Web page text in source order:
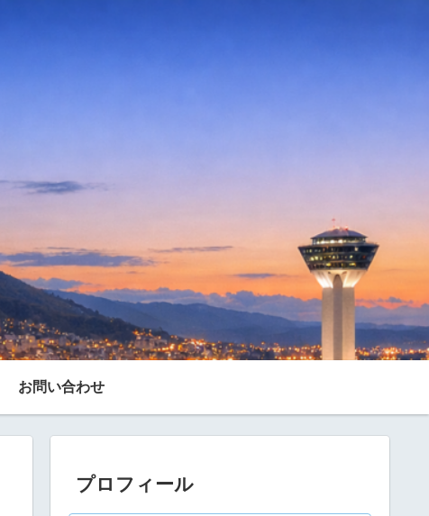
お問い合わせ
プロフィール